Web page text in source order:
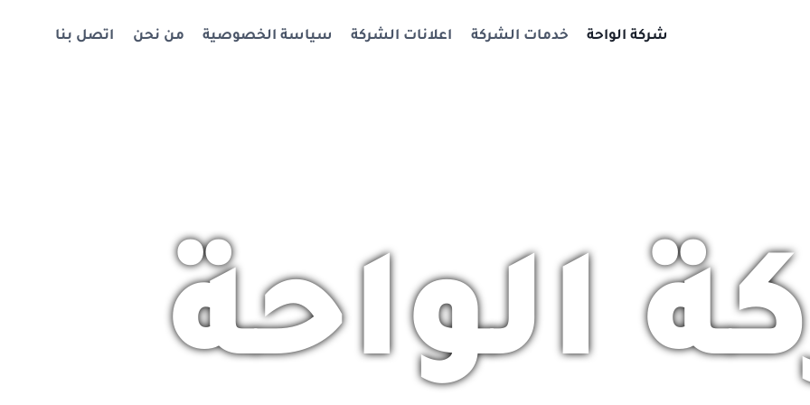
شركة الواحة خدمات الشركة اعلانات الشركة سياسة الخصوصية من نحن اتصل بنا
الواحة